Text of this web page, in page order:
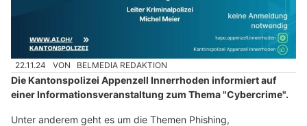
22.11.24 VON BELMEDIA REDAKTION
Die Kantonspolizei Appenzell Innerrhoden informiert auf
einer Informationsveranstaltung zum Thema "Cybercrime".
Unter anderem geht es um die Themen Phishing,